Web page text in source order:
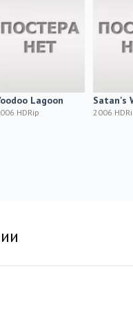
Lagoon
HDRip
Satan's
2006